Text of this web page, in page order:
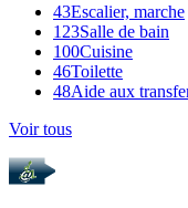
43Escalier, marche
123Salle de bain
100Cuisine
46Toilette
48Aide aux
Voir tous